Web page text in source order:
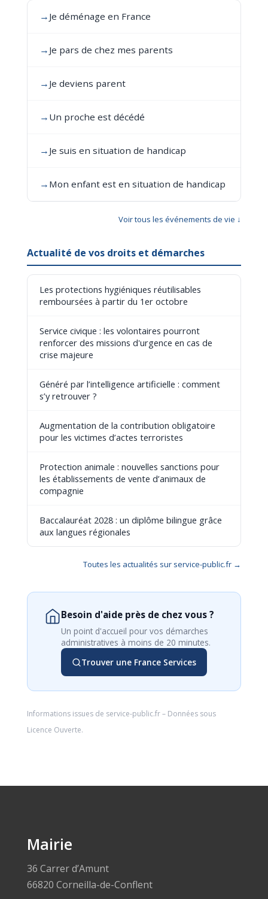
→ Je déménage en France
→ Je pars de chez mes parents
→ Je deviens parent
→ Un proche est décédé
→ Je suis en situation de handicap
→ Mon enfant est en situation de handicap
Voir tous les événements de vie ↓
Actualité de vos droits et démarches
Les protections hygiéniques réutilisables
remboursées à partir du 1er octobre
Service civique : les volontaires pourront
renforcer des missions d'urgence en cas de
crise majeure
Généré par l’intelligence artificielle : comment
s’y retrouver ?
Augmentation de la contribution obligatoire
pour les victimes d’actes terroristes
Protection animale : nouvelles sanctions pour
les établissements de vente d’animaux de
compagnie
Baccalauréat 2028 : un diplôme bilingue grâce
aux langues régionales
Toutes les actualités sur service-public.fr →
Besoin d'aide près de chez vous ?
Un point d'accueil pour vos démarches
administratives à moins de 20 minutes.
Trouver une France Services
Informations issues de service-public.fr– Données sous
Licence Ouverte.
Mairie
36 Carrer d’Amunt
66820 Corneilla-de-Conflent